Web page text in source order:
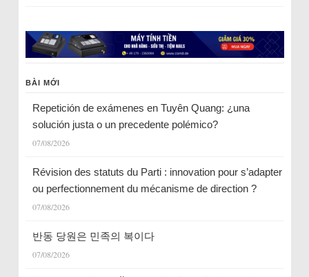
BÀI MỚI
Repetición de exámenes en Tuyên Quang: ¿una
solución justa o un precedente polémico?
07/08/2026
Révision des statuts du Parti : innovation pour s’adapter
ou perfectionnement du mécanisme de direction ?
07/08/2026
반동 당원은 민족의 복이다
07/08/2026